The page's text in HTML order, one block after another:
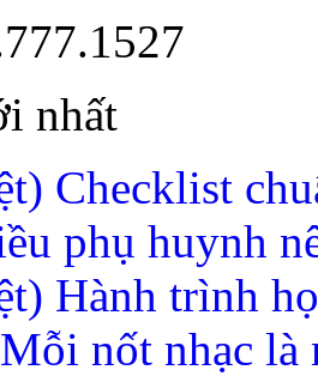
nhất
Checklist
phụ huynh
Hành trình
nốt nhạc là